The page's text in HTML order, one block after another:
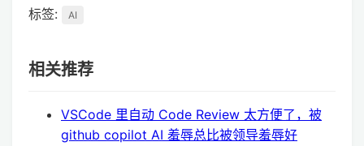
标签: AI
相关推荐
VSCode 里自动 Code Review 太方便了，被
github copilot AI 羞辱总比被领导羞辱好